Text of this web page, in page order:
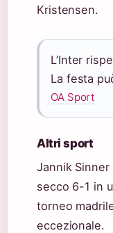
Kristensen.
L’Inter
La festa
OA Sport
Altri sport
Jannik
secco 6-1 in
torneo
eccezionale.